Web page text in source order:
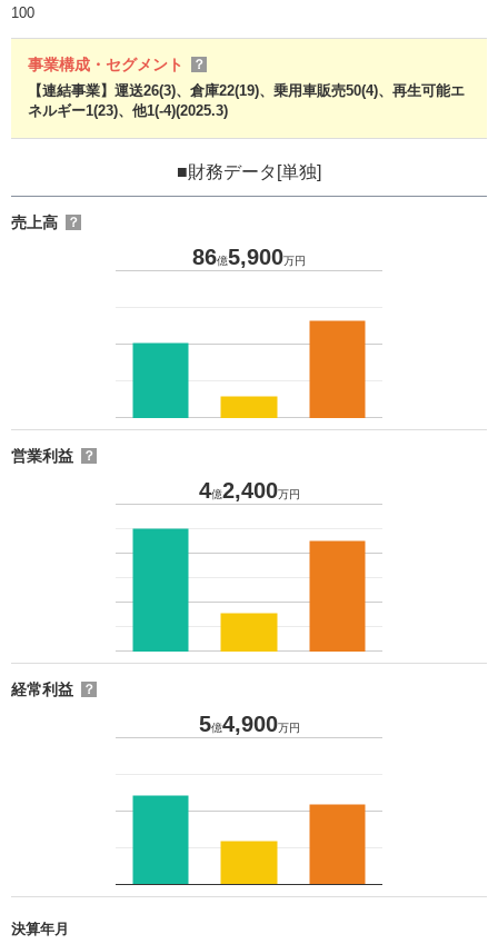
100
事業構成・セグメント ？
【連結事業】運送26(3)、倉庫22(19)、乗用車販売50(4)、再生可能エ
ネルギー1(23)、他1(-4)(2025.3)
■財務データ[単独]
売上高 ？
86億5,900万円
営業利益 ？
4億2,400万円
経常利益 ？
5億4,900万円
決算年月